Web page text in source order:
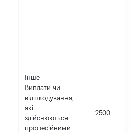
Інше
Виплати чи
відшкодування,
які
здійснюються
професійними
2500